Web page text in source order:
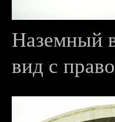
Наземный
вид с